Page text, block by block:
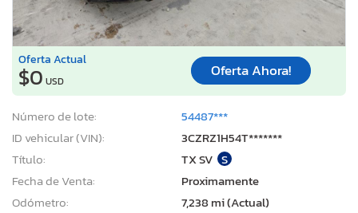
Oferta Actual
$0 USD
Oferta Ahora!
Número de lote:
54487***
ID vehicular (VIN):
3CZRZ1H54T*******
Título:
TX SV S
Fecha de Venta:
Proximamente
Odómetro:
7,238 mi (Actual)